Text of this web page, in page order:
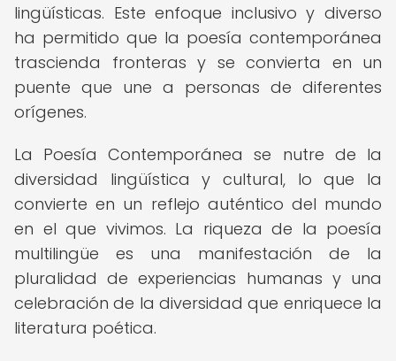
lingüísticas. Este enfoque inclusivo y diverso
ha permitido que la poesía contemporánea
trascienda fronteras y se convierta en un
puente que une a personas de diferentes
orígenes.
La Poesía Contemporánea se nutre de la
diversidad lingüística y cultural, lo que la
convierte en un reflejo auténtico del mundo
en el que vivimos. La riqueza de la poesía
multilingüe es una manifestación de la
pluralidad de experiencias humanas y una
celebración de la diversidad que enriquece la
literatura poética.